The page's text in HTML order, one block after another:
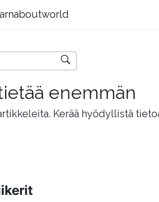
enemmän
Kerää hyödyllistä